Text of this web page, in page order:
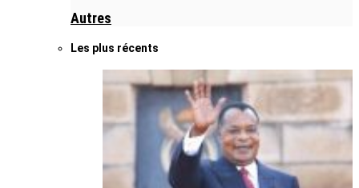
Autres
Les plus récents